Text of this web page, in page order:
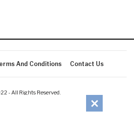
And Conditions Contact Us
- All Rights Reserved.